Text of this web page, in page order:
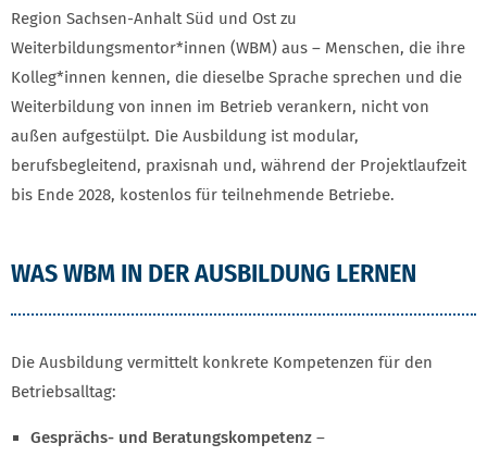
Region Sachsen-Anhalt Süd und Ost zu
Weiterbildungsmentor*innen (WBM) aus – Menschen, die ihre
Kolleg*innen kennen, die dieselbe Sprache sprechen und die
Weiterbildung von innen im Betrieb verankern, nicht von
außen aufgestülpt. Die Ausbildung ist modular,
berufsbegleitend, praxisnah und, während der Projektlaufzeit
bis Ende 2028, kostenlos für teilnehmende Betriebe.
WAS WBM IN DER AUSBILDUNG LERNEN
Die Ausbildung vermittelt konkrete Kompetenzen für den
Betriebsalltag:
Gesprächs- und Beratungskompetenz –